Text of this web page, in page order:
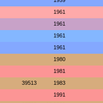
1961
1961
1961
1961
1980
1981
39513 1983
1991